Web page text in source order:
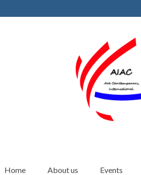
Home About us Events